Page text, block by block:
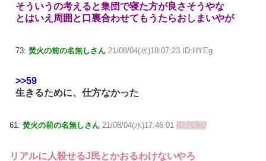
そういうの考えると集団で寝た方が良さそうやな
とはいえ周囲と口裏合わせてもうたらおしまいやが
73: 焚火の前の名無しさん 21/08/04(水)18:07:23 ID:HYEg
>>59
生きるために、仕方なかった
61: 焚火の前の名無しさん 21/08/04(水)17:46:01 ID:7CbU
リアルに人殺せるJ民とかおるわけないやろ